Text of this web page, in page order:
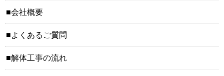
会社概要
よくあるご質問
解体工事の流れ